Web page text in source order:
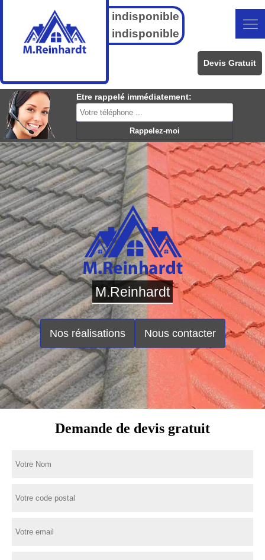
indisponible
indisponible
Devis Gratuit
Etre rappelé immédiatement:
M.Reinhardt
Nos réalisations Nous contacter
Demande de devis gratuit